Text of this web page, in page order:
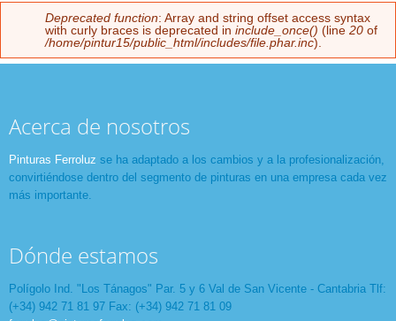
Mensaje de error
Deprecated function: Array and string offset access syntax
with curly braces is deprecated in include_once() (line 20 of
/home/pintur15/public_html/includes/file.phar.inc).
Acerca de nosotros
Pinturas Ferroluz se ha adaptado a los cambios y a la profesionalización,
convirtiéndose dentro del segmento de pinturas en una empresa cada vez
más importante.
Dónde estamos
Polígolo Ind. "Los Tánagos" Par. 5 y 6 Val de San Vicente - Cantabria Tlf:
(+34) 942 71 81 97 Fax: (+34) 942 71 81 09